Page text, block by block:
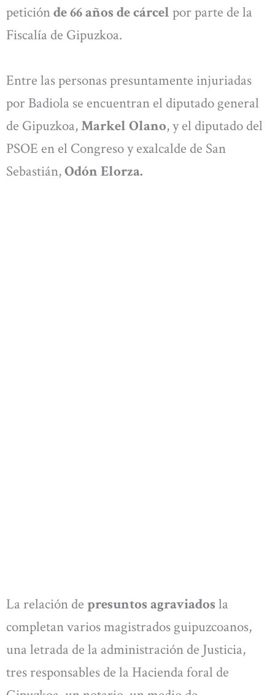
peticiónde 66 años de cárcel por parte de la
Fiscalía de Gipuzkoa.
Entre las personas presuntamente injuriadas
por Badiola se encuentran el diputado general
de Gipuzkoa,Markel Olano, y el diputado del
PSOE en el Congreso y exalcalde de San
Sebastián,Odón Elorza.
La relación de presuntos agraviados la
completan varios magistrados guipuzcoanos,
una letrada de la administración de Justicia,
tres responsables de la Hacienda foral de